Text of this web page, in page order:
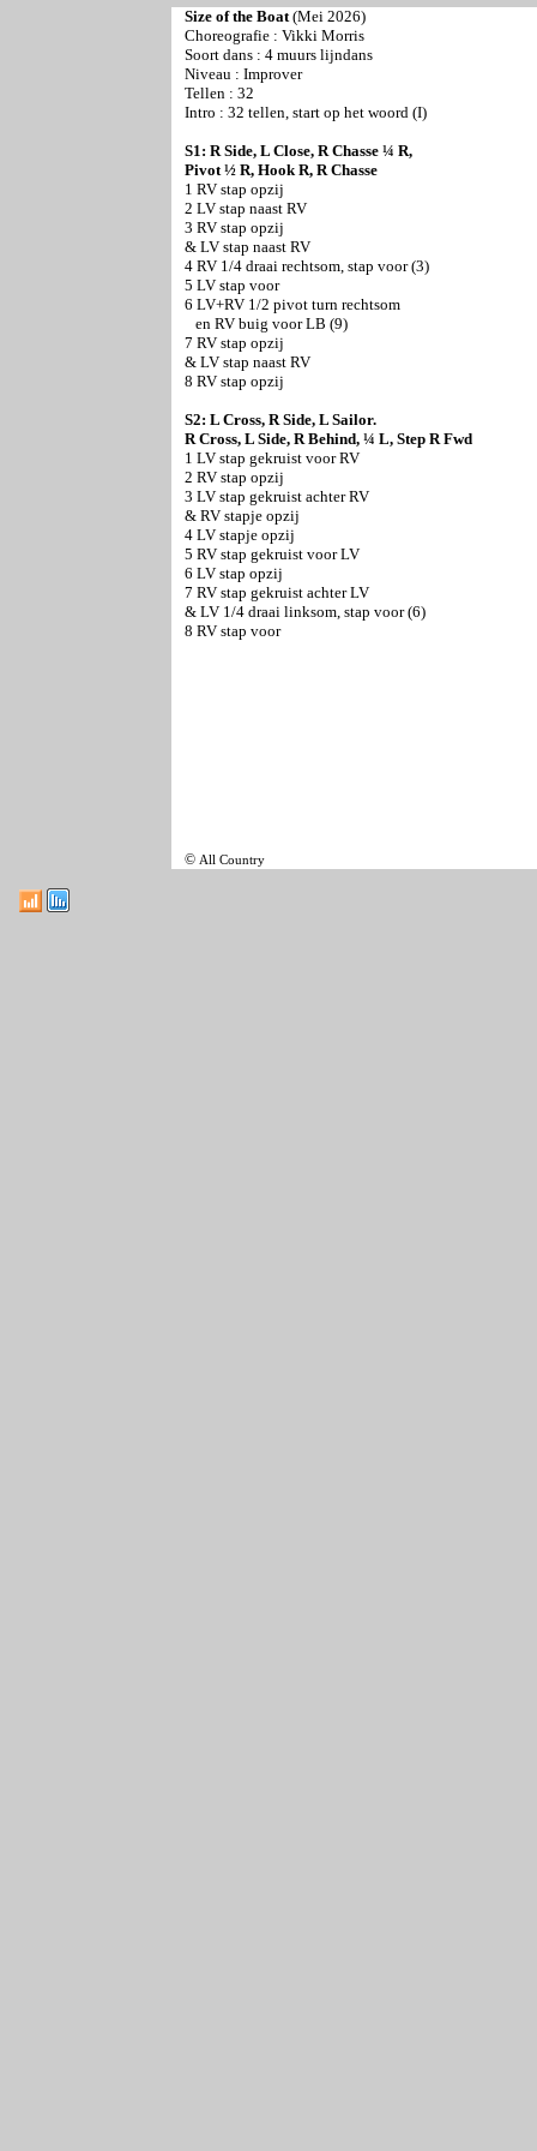
Size of the Boat(Mei 2026)
Choreografie : Vikki Morris
Soort dans : 4 muurs lijndans
Niveau : Improver
Tellen : 32
Intro : 32 tellen, start op het woord (I)
S1: R Side, L Close, R Chasse ¼ R,
Pivot ½ R, Hook R, R Chasse
1 RV stap opzij
2 LV stap naast RV
3 RV stap opzij
& LV stap naast RV
4 RV 1/4 draai rechtsom, stap voor (3)
5 LV stap voor
6 LV+RV 1/2 pivot turn rechtsom
en RV buig voor LB (9)
7 RV stap opzij
& LV stap naast RV
8 RV stap opzij
S2: L Cross, R Side, L Sailor.
R Cross, L Side, R Behind, ¼ L, Step R Fwd
1 LV stap gekruist voor RV
2 RV stap opzij
3 LV stap gekruist achter RV
& RV stapje opzij
4 LV stapje opzij
5 RV stap gekruist voor LV
6 LV stap opzij
7 RV stap gekruist achter LV
& LV 1/4 draai linksom, stap voor (6)
8 RV stap voor
© All Country